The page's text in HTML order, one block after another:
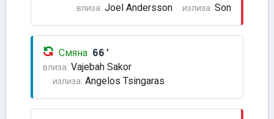
влиза: Joel Andersson излиза: Son
Смяна 66'
влиза: Vajebah Sakor
излиза: Angelos Tsingaras